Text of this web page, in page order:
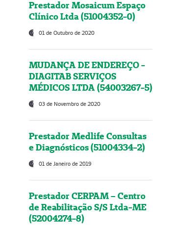
Prestador Mosaicum Espaço
Clínico Ltda (51004352-0)
01 de Outubro de 2020
MUDANÇA DE ENDEREÇO -
DIAGITAB SERVIÇOS
MÉDICOS LTDA (54003267-5)
03 de Novembro de 2020
Prestador Medlife Consultas
e Diagnósticos (51004334-2)
01 de Janeiro de 2019
Prestador CERPAM – Centro
de Reabilitação S/S Ltda-ME
(52004274-8)